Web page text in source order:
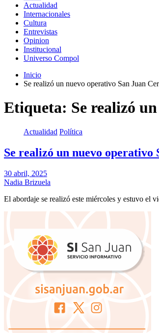
Actualidad
Internacionales
Cultura
Entrevistas
Opinion
Institucional
Universo Compol
Inicio
Se realizó un nuevo operativo San Juan
Etiqueta: Se realizó
Actualidad Política
Se realizó un nuevo operativo
30 abril, 2025
Nadia Brizuela
El abordaje se realizó este miércoles y estuvo el